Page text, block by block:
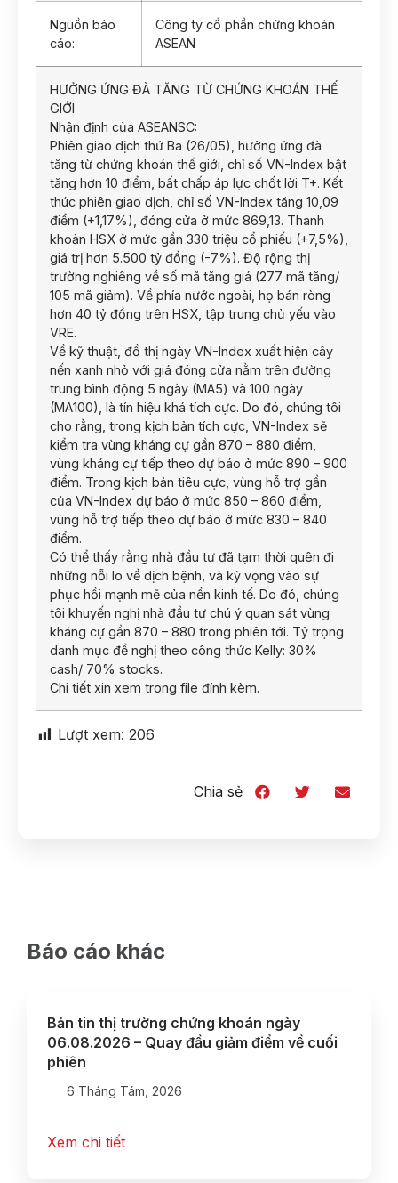
Nguồn báo
cáo:
Công ty cổ phần chứng khoán
ASEAN
HƯỞNG ỨNG ĐÀ TĂNG TỪ CHỨNG KHOÁN THẾ
GIỚI
Nhận định của ASEANSC:
Phiên giao dịch thứ Ba (26/05), hưởng ứng đà
tăng từ chứng khoán thế giới, chỉ số VN-Index bật
tăng hơn 10 điểm, bất chấp áp lực chốt lời T+. Kết
thúc phiên giao dịch, chỉ số VN-Index tăng 10,09
điểm (+1,17%), đóng cửa ở mức 869,13. Thanh
khoản HSX ở mức gần 330 triệu cổ phiếu (+7,5%),
giá trị hơn 5.500 tỷ đồng (-7%). Độ rộng thị
trường nghiêng về số mã tăng giá (277 mã tăng/
105 mã giảm). Về phía nước ngoài, họ bán ròng
hơn 40 tỷ đồng trên HSX, tập trung chủ yếu vào
VRE.
Về kỹ thuật, đồ thị ngày VN-Index xuất hiện cây
nến xanh nhỏ với giá đóng cửa nằm trên đường
trung bình động 5 ngày (MA5) và 100 ngày
(MA100), là tín hiệu khá tích cực. Do đó, chúng tôi
cho rằng, trong kịch bản tích cực, VN-Index sẽ
kiểm tra vùng kháng cự gần 870 – 880 điểm,
vùng kháng cự tiếp theo dự báo ở mức 890 – 900
điểm. Trong kịch bản tiêu cực, vùng hỗ trợ gần
của VN-Index dự báo ở mức 850 – 860 điểm,
vùng hỗ trợ tiếp theo dự báo ở mức 830 – 840
điểm.
Có thể thấy rằng nhà đầu tư đã tạm thời quên đi
những nỗi lo về dịch bệnh, và kỳ vọng vào sự
phục hồi mạnh mẽ của nền kinh tế. Do đó, chúng
tôi khuyến nghị nhà đầu tư chú ý quan sát vùng
kháng cự gần 870 – 880 trong phiên tới. Tỷ trọng
danh mục đề nghị theo công thức Kelly: 30%
cash/ 70% stocks.
Chi tiết xin xem trong file đính kèm.
Lượt xem: 206
Chia sẻ
Báo cáo khác
Bản tin thị trường chứng khoán ngày
06.08.2026 – Quay đầu giảm điểm về cuối
phiên
6 Tháng Tám, 2026
Xem chi tiết